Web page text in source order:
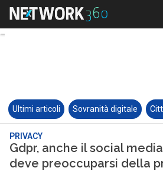
Ultimi articoli Sovranità digitale
PRIVACY
Gdpr, anche il social
deve preoccuparsi della